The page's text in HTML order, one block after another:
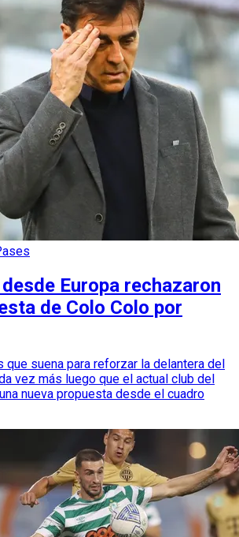
Europa rechazaron
de Colo Colo por
que suena para reforzar la delantera del
vez más luego que el actual club del
nueva propuesta desde el cuadro